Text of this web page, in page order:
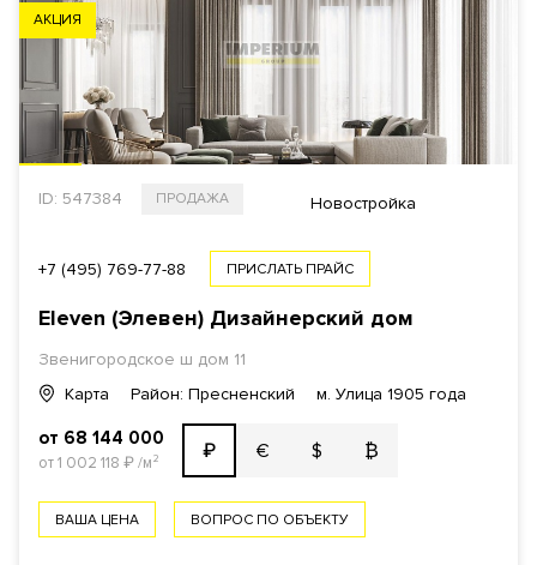
АКЦИЯ
ID: 547384 ПРОДАЖА Новостройка
+7 (495) 769-77-88 ПРИСЛАТЬ ПРАЙС
Eleven (Элевен) Дизайнерский дом
Звенигородское ш дом 11
Карта
Район: Пресненский м. Улица 1905 года
от 68 144 000
от 1 002 118 ₽/м² ₽ € $ ₿
ВАША ЦЕНА ВОПРОС ПО ОБЪЕКТУ